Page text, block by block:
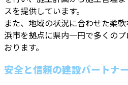
スを提供しています。
また、地域の状況に合わせた柔
浜市を拠点に県内一円で多くの
おります。
安全と信頼の建設パートナ